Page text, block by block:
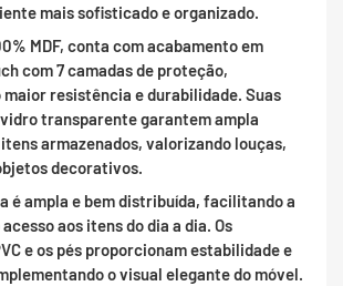
mais sofisticado e organizado.
MDF, conta com acabamento em
com 7 camadas de proteção,
resistência e durabilidade. Suas
transparente garantem ampla
armazenados, valorizando louças,
decorativos.
é ampla e bem distribuída, facilitando a
aos itens do dia a dia. Os
e os pés proporcionam estabilidade e
o visual elegante do móvel.